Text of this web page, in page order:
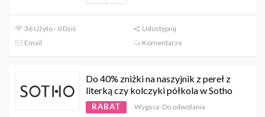
36 Użyto - 0 Dziś
Udostępnij
Email
Komentarze
Do 40% zniżki na naszyjnik z pereł z
literką czy kolczyki półkola w Sotho
RABAT Wygasa: Do odwołania